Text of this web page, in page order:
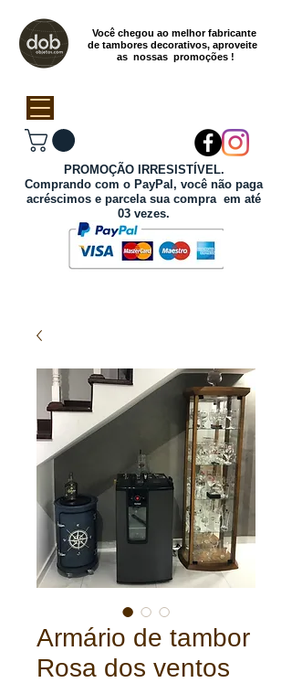
Você chegou ao melhor fabricante
de tambores decorativos, aproveite
as nossas promoções !
PROMOÇÃO IRRESISTÍVEL.
Comprando com o PayPal, você não paga
acréscimos e parcela sua compra em até
03 vezes.
Armário de tambor
Rosa dos ventos